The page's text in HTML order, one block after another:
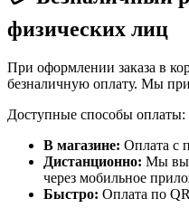
физических лиц
При оформлении заказа в
безналичную оплату. Мы
Доступные способы оплаты:
В магазине: Оплата с
Дистанционно: Мы
через мобильное
Быстро: Оплата по